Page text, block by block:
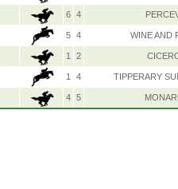
6 4
5 4 WINE AND
1 2
1 4 TIPPERARY
4 5